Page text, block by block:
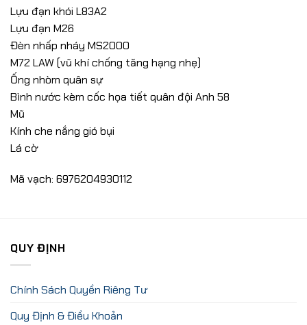
Lựu đạn khói L83A2
Lựu đạn M26
Đèn nhấp nháy MS2000
M72 LAW (vũ khí chống tăng hạng nhẹ)
Ống nhòm quân sự
Bình nước kèm cốc họa tiết quân đội Anh 58
Mũ
Kính che nắng gió bụi
Lá cờ
Mã vạch: 6976204930112
QUY ĐỊNH
Chính Sách Quyền Riêng Tư
Quy Định & Điều Khoản